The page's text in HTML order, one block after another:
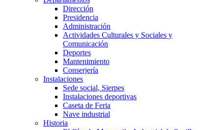
Dirección
Presidencia
Administración
Actividades Culturales y Sociales y
Comunicación
Deportes
Mantenimiento
Conserjería
Instalaciones
Sede social, Sierpes
Instalaciones deportivas
Caseta de Feria
Nave industrial
Historia